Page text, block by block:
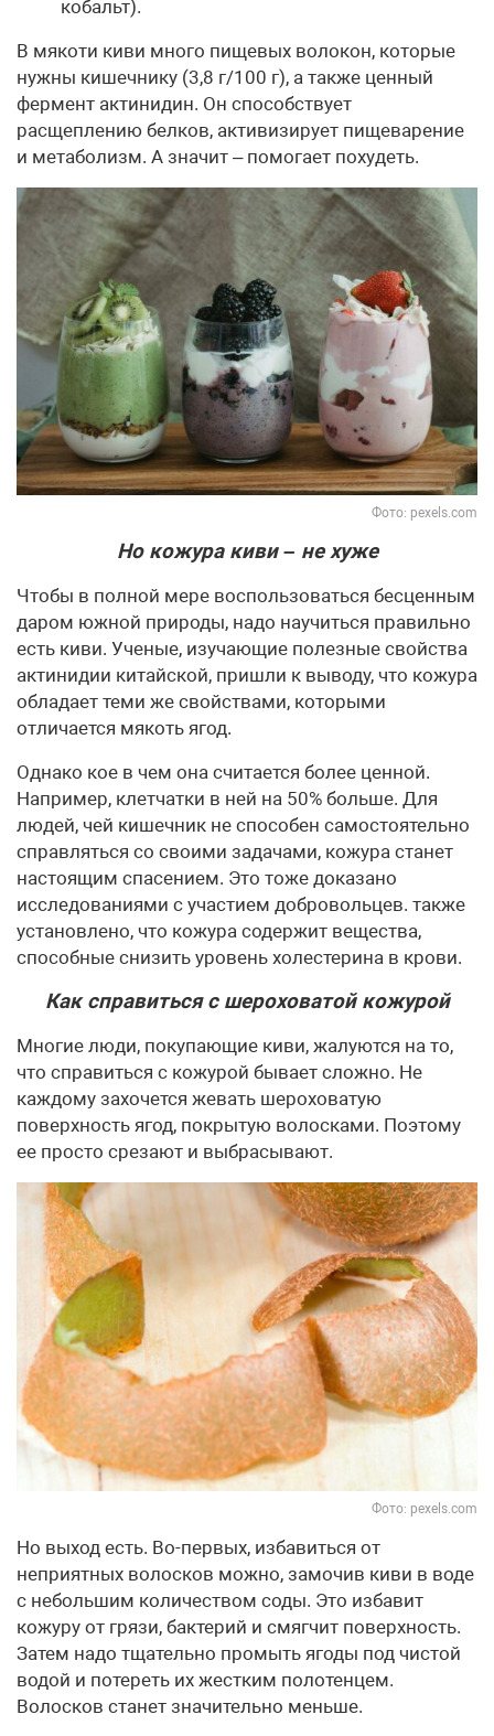
кобальт).
В мякоти киви много пищевых волокон, которые
нужны кишечнику (3,8 г/100 г), а также ценный
фермент актинидин. Он способствует
расщеплению белков, активизирует пищеварение
и метаболизм. А значит – помогает похудеть.
Фото: pexels.com
Но кожура киви – не хуже
Чтобы в полной мере воспользоваться бесценным
даром южной природы, надо научиться правильно
есть киви. Ученые, изучающие полезные свойства
актинидии китайской, пришли к выводу, что кожура
обладает теми же свойствами, которыми
отличается мякоть ягод.
Однако кое в чем она считается более ценной.
Например, клетчатки в ней на 50% больше. Для
людей, чей кишечник не способен самостоятельно
справляться со своими задачами, кожура станет
настоящим спасением. Это тоже доказано
исследованиями с участием добровольцев. также
установлено, что кожура содержит вещества,
способные снизить уровень холестерина в крови.
Как справиться с шероховатой кожурой
Многие люди, покупающие киви, жалуются на то,
что справиться с кожурой бывает сложно. Не
каждому захочется жевать шероховатую
поверхность ягод, покрытую волосками. Поэтому
ее просто срезают и выбрасывают.
Фото: pexels.com
Но выход есть. Во-первых, избавиться от
неприятных волосков можно, замочив киви в воде
с небольшим количеством соды. Это избавит
кожуру от грязи, бактерий и смягчит поверхность.
Затем надо тщательно промыть ягоды под чистой
водой и потереть их жестким полотенцем.
Волосков станет значительно меньше.